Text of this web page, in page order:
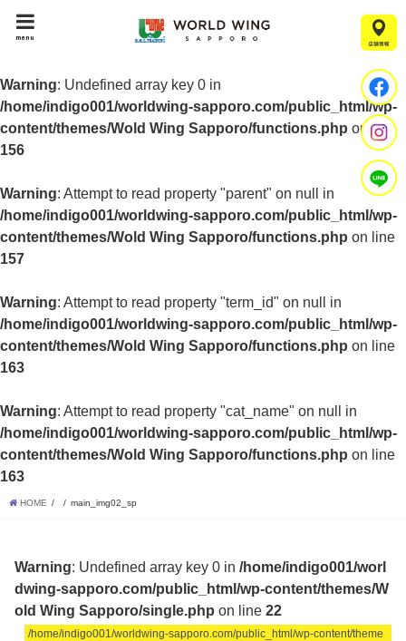
menu
Warning: Undefined array key 0 in
/home/indigo001/worldwing-sapporo.com/public_html/wp-
content/themes/Wold Wing Sapporo/functions.php on line
156
Warning: Attempt to read property "parent" on null in
/home/indigo001/worldwing-sapporo.com/public_html/wp-
content/themes/Wold Wing Sapporo/functions.php on line
157
Warning: Attempt to read property "term_id" on null in
/home/indigo001/worldwing-sapporo.com/public_html/wp-
content/themes/Wold Wing Sapporo/functions.php on line
163
Warning: Attempt to read property "cat_name" on null in
/home/indigo001/worldwing-sapporo.com/public_html/wp-
content/themes/Wold Wing Sapporo/functions.php on line
163
HOME main_img02_sp
Warning: Undefined array key 0 in/home/indigo001/worl
dwing-sapporo.com/public_html/wp-content/themes/W
old Wing Sapporo/single.php on line22
/home/indigo001/worldwing-sapporo.com/public_html/wp-content/theme